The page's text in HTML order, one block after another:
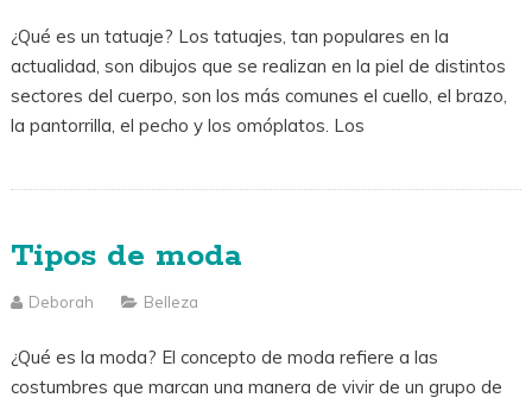
¿Qué es un tatuaje? Los tatuajes, tan populares en la
actualidad, son dibujos que se realizan en la piel de distintos
sectores del cuerpo, son los más comunes el cuello, el brazo,
la pantorrilla, el pecho y los omóplatos. Los
Tipos de moda
Deborah Belleza
¿Qué es la moda? El concepto de moda refiere a las
costumbres que marcan una manera de vivir de un grupo de